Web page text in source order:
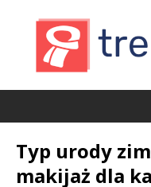
Typ urody
makijaż dla